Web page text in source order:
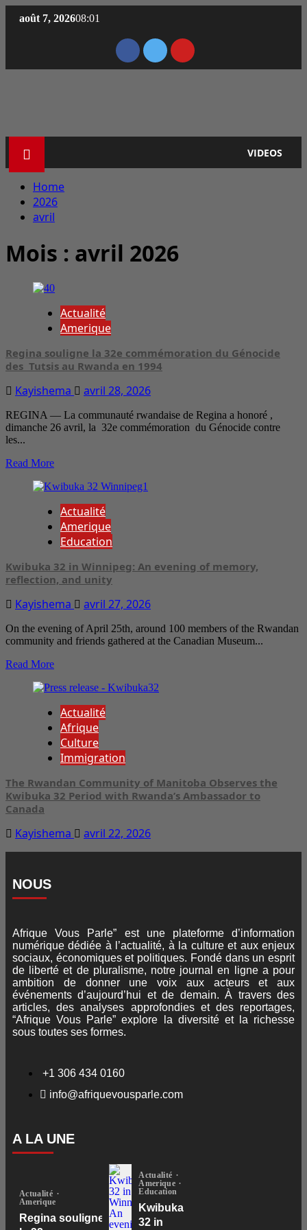
août 7, 202608:01
VIDEOS
Home
2026
avril
Mois : avril 2026
Actualité
Amerique
Regina souligne la 32e commémoration du Génocide
des Tutsis au Rwanda en 1994
Kayishema avril 28, 2026
REGINA — La communauté rwandaise de Regina a honoré ,
dimanche 26 avril, la 32e commémoration du Génocide contre
les...
Read More
Actualité
Amerique
Education
Kwibuka 32 in Winnipeg: An evening of memory,
reflection, and unity
Kayishema avril 27, 2026
On the evening of April 25th, around 100 members of the Rwandan
community and friends gathered at the Canadian Museum...
Read More
Actualité
Afrique
Culture
Immigration
The Rwandan Community of Manitoba Observes the
Kwibuka 32 Period with Rwanda’s Ambassador to
Canada
Kayishema avril 22, 2026
NOUS
Afrique Vous Parle” est une plateforme d’information
numérique dédiée à l’actualité, à la culture et aux enjeux
sociaux, économiques et politiques. Fondé dans un esprit
de liberté et de pluralisme, notre journal en ligne a pour
ambition de donner une voix aux acteurs et aux
événements d’aujourd’hui et de demain. À travers des
articles, des analyses approfondies et des reportages,
“Afrique Vous Parle” explore la diversité et la richesse
sous toutes ses formes.
+1 306 434 0160
info@afriquevousparle.com
A LA UNE
Actualité
Amerique
Regina souligne
Actualité
Amerique
Education
Kwibuka
32 in